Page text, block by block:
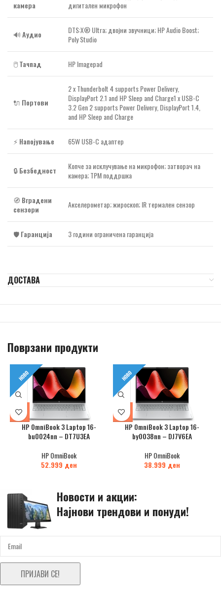
камера
дигитален микрофон
🔊Аудио
DTS:X® Ultra; двојни звучници; HP Audio Boost;
Poly Studio
🖱️Тачпад HP Imagepad
🔌 Портови
2 x Thunderbolt 4 supports Power Delivery,
DisplayPort 2.1 and HP Sleep and Charge1 x USB-C
3.2 Gen 2 supports Power Delivery, DisplayPort 1.4,
and HP Sleep and Charge
⚡ Напојување 65W USB-C адаптер
🔒Безбедност
Копче за исклучување на микрофон; затворач на
камера; TPM поддршка
🧭 Вградени
сензори
Акселерометар; жироскоп; IR термален сензор
🛡️Гаранција 3 години ограничена гаранција
ДОСТАВА
Поврзани продукти
НОВО
HP OmniBook 3 Laptop 16-
bu0024nn – DT7U3EA
HP OmniBook
52.999 ден
НОВО
HP OmniBook 3 Laptop 16-
by0038nn – DJ7V6EA
HP OmniBook
38.999 ден
Новости и акции:
Најнови трендови и понуди!
ПРИЈАВИ СЕ!